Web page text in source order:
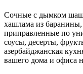
Сочные с дымком
хашлама из
приправленные по
соусы, десерты,
азербайджанская
вашего дома и офиса